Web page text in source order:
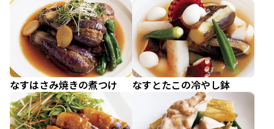
なすはさみ焼きの煮つけ なすとたこの冷やし鉢